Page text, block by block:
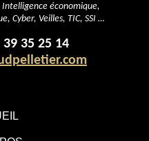
économique,
Cyber, Veilles, TIC, SSI …
39 35 25 14